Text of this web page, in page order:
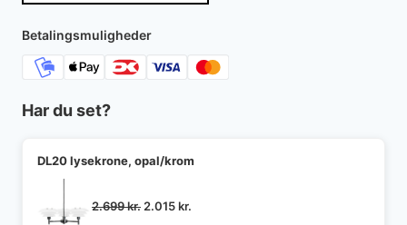
2.209 kr..
Betalingsmuligheder
Har du set?
DL20 lysekrone, opal/krom
2.699kr. Den
2.015kr.